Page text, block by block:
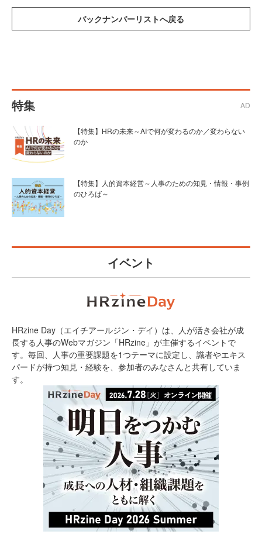
特集 AD
【特集】HRの未来～AIで何が変わるのか／変わらない
のか
【特集】人的資本経営～人事のための知見・情報・事例
のひろば～
イベント
HRzine Day（エイチアールジン・デイ）は、人が活き会社が成
長する人事のWebマガジン「HRzine」が主催するイベントで
す。毎回、人事の重要課題を1つテーマに設定し、識者やエキス
パードが持つ知見・経験を、参加者のみなさんと共有していま
す。